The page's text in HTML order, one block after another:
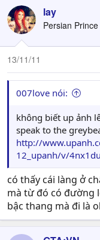
lay
Persian Prince
13/11/11
007love nói:
không biết up ảnh
speak to the
http://
12_upanh/v/
có thấy cái làng ở
mà từ đó có đường
bậc thang mà đi là